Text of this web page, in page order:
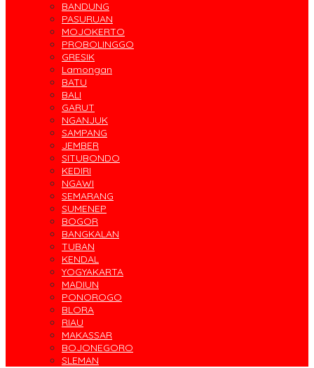
BANDUNG
PASURUAN
MOJOKERTO
PROBOLINGGO
GRESIK
Lamongan
BATU
BALI
GARUT
NGANJUK
SAMPANG
JEMBER
SITUBONDO
KEDIRI
NGAWI
SEMARANG
SUMENEP
BOGOR
BANGKALAN
TUBAN
KENDAL
YOGYAKARTA
MADIUN
PONOROGO
BLORA
RIAU
MAKASSAR
BOJONEGORO
SLEMAN